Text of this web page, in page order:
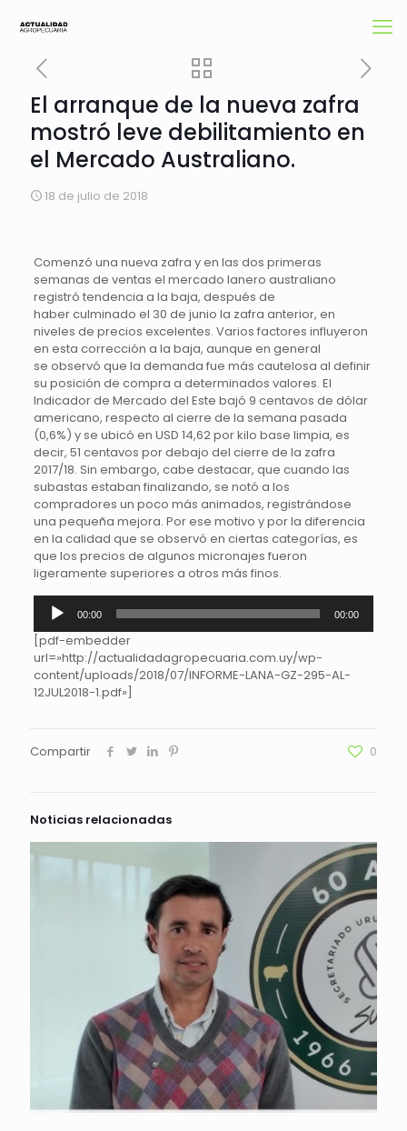
El arranque de la nueva zafra
mostró leve debilitamiento en
el Mercado Australiano.
18 de julio de 2018
Comenzó una nueva zafra y en las dos primeras
semanas de ventas el mercado lanero australiano
registró tendencia a la baja, después de
haber culminado el 30 de junio la zafra anterior, en
niveles de precios excelentes. Varios factores influyeron
en esta corrección a la baja, aunque en general
se observó que la demanda fue más cautelosa al definir
su posición de compra a determinados valores. El
Indicador de Mercado del Este bajó 9 centavos de dólar
americano, respecto al cierre de la semana pasada
(0,6%) y se ubicó en USD 14,62 por kilo base limpia, es
decir, 51 centavos por debajo del cierre de la zafra
2017/18. Sin embargo, cabe destacar, que cuando las
subastas estaban finalizando, se notó a los
compradores un poco más animados, registrándose
una pequeña mejora. Por ese motivo y por la diferencia
en la calidad que se observó en ciertas categorías, es
que los precios de algunos micronajes fueron
ligeramente superiores a otros más finos.
Reproductor
audio
00:00 00:00
[pdf-embedder
url=»http://actualidadagropecuaria.com.uy/wp-
content/uploads/2018/07/INFORME-LANA-GZ-295-AL-
12JUL2018-1.pdf»]
Compartir 0
Noticias relacionadas